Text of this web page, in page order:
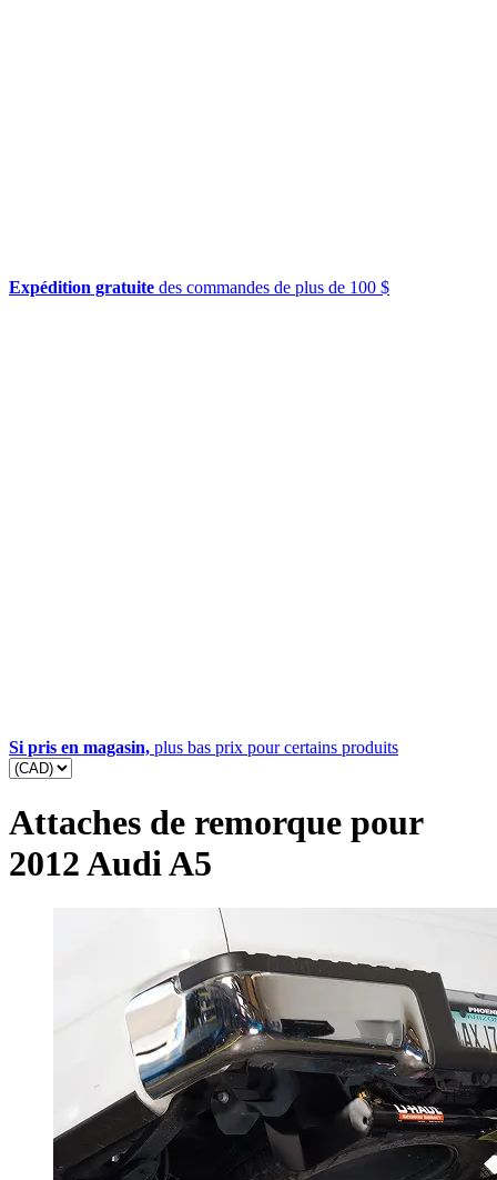
Expédition gratuite des commandes de plus de 100 $
Si pris en magasin, plus bas prix pour certains produits
Attaches de remorque pour
2012 Audi A5